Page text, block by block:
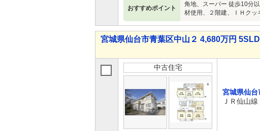
おすすめポイント
角地、スーパー 徒歩10分
材使用、２階建、ＩＨクッ
宮城県仙台市青葉区中山２ 4,680万円
中古住宅
宮城県仙台
ＪＲ仙山